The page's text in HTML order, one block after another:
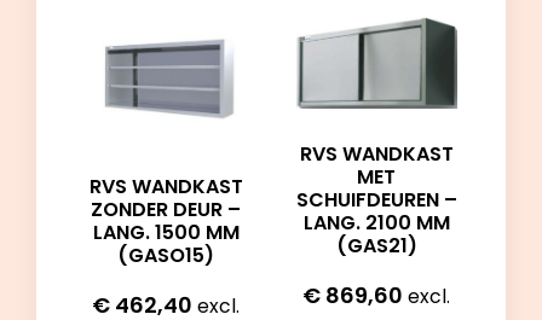
RVS WANDKAST
ZONDER DEUR –
LANG. 1500 MM
(GASO15)
€ 462,40 excl.
RVS WANDKAST
MET
SCHUIFDEUREN –
LANG. 2100 MM
(GAS21)
€ 869,60 excl.